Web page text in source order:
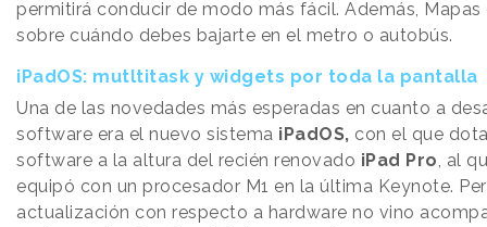
permitirá conducir de modo más fácil. Además, Mapas
sobre cuándo debes bajarte en el metro o autobús.
iPadOS: mutltitask y widgets por toda la pantalla
Una de las novedades más esperadas en cuanto a
software era el nuevo sistema iPadOS, con el que
software a la altura del recién renovado iPad Pro, al
equipó con un procesador M1 en la última Keynote.
actualización con respecto a hardware no vino